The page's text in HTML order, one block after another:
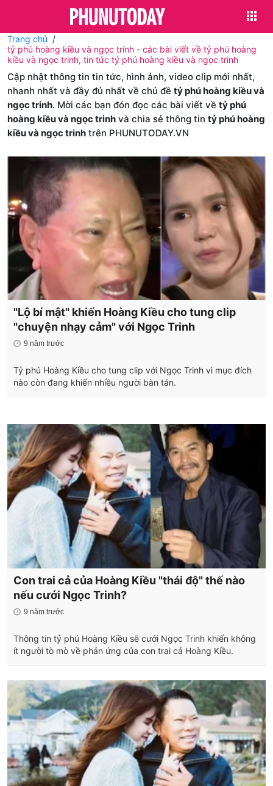
Trang chủ
tỷ phú hoàng kiều và ngọc trinh - các bài viết về tỷ phú hoàng
kiều và ngọc trinh, tin tức tỷ phú hoàng kiều và ngọc trinh
Cập nhật thông tin tin tức, hình ảnh, video clip mới nhất,
nhanh nhất và đầy đủ nhất về chủ đề tỷ phú hoàng kiều và
ngọc trinh. Mời các bạn đón đọc các bài viết về tỷ phú
hoàng kiều và ngọc trinh và chia sẻ thông tin tỷ phú hoàng
kiều và ngọc trinh trên PHUNUTODAY.VN
"Lộ bí mật" khiến Hoàng Kiều cho tung clip
"chuyện nhạy cảm" với Ngọc Trinh
9 năm trước
Tỷ phú Hoàng Kiều cho tung clip với Ngọc Trinh vì mục đích
nào còn đang khiến nhiều người bàn tán.
Con trai cả của Hoàng Kiều "thái độ" thế nào
nếu cưới Ngọc Trinh?
9 năm trước
Thông tin tỷ phú Hoàng Kiều sẽ cưới Ngọc Trinh khiến không
ít người tò mò về phản ứng của con trai cả Hoàng Kiều.